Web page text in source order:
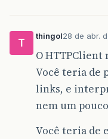
T
thingol28 de abr.
O HTTPClient
Você teria de
links, e
nem um
Você teria de